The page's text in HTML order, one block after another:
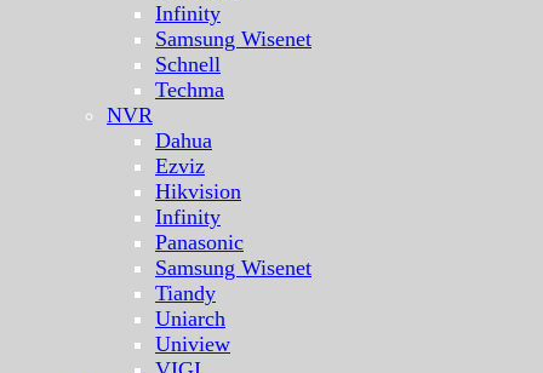
Infinity
Samsung Wisenet
Schnell
Techma
NVR
Dahua
Ezviz
Hikvision
Infinity
Panasonic
Samsung Wisenet
Tiandy
Uniarch
Uniview